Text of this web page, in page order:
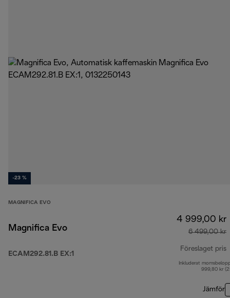
-23 %
MAGNIFICA EVO
Magnifica Evo
ECAM292.81.B EX:1
4 999,00 kr
6 499,00 kr
Föreslaget pris
Inkluderat
999,80 kr
Jämför